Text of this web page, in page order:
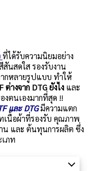
ที่ได้รับความนิยมอย่าง
นสดใส รองรับงาน
กหลายรูปแบบ ทำให้
ต่างจาก DTG ยังไง และ
งตนเองมากที่สุด !!
และ DTGมีความแตก
เนื้อผ้าที่รองรับ คุณภาพ
และ ต้นทุนการผลิต ซึ่ง
ภท